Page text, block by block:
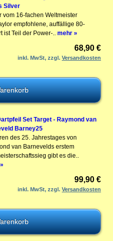
Silver
vom 16-fachen Weltmeister
empfohlene, auffällige 80-
ist Teil der Power-.. mehr »
68,90 €
inkl. MwSt, zzgl.Versandkosten
Set Target - Raymond van
Barney25
des 25. Jahrestages von
van Barnevelds erstem
gibt es die..
99,90 €
inkl. MwSt, zzgl.Versandkosten